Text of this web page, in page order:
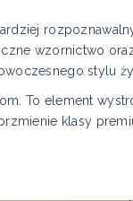
wzornictwo
stylu
To element
klasy